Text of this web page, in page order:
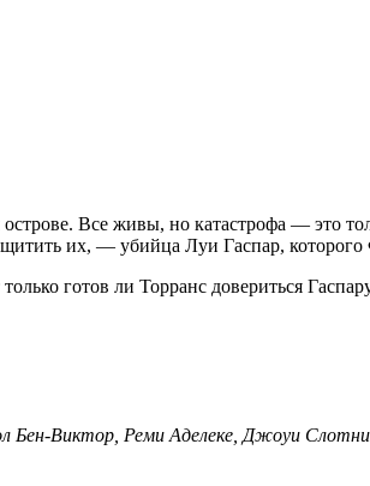
Все живы, но катастрофа — это
их, — убийца Луи Гаспар, которого
готов ли Торранс довериться
Виктор, Реми Аделеке, Джоуи